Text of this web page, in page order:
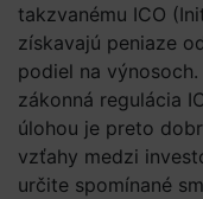
takzvanému ICO
získavajú peniaze
podiel na
zákonná regulácia
úlohou je preto
vzťahy medzi
určite spomínané